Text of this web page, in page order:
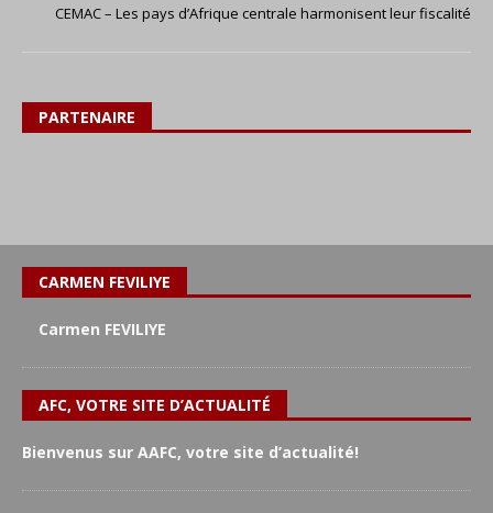
CEMAC – Les pays d’Afrique centrale harmonisent leur fiscalité
PARTENAIRE
CARMEN FEVILIYE
Carmen FEVILIYE
AFC, VOTRE SITE D’ACTUALITÉ
Bienvenus sur AAFC, votre site d’actualité!